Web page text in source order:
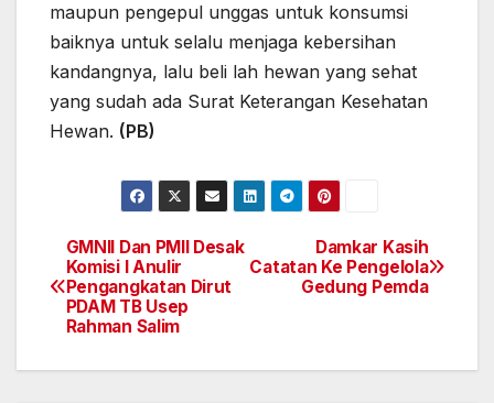
maupun pengepul unggas untuk konsumsi
baiknya untuk selalu menjaga kebersihan
kandangnya, lalu beli lah hewan yang sehat
yang sudah ada Surat Keterangan Kesehatan
Hewan. (PB)
Navigasi
pos
Damkar Kasih
Catatan Ke Pengelola
Gedung Pemda
GMNII Dan PMII Desak
Komisi I Anulir
Pengangkatan Dirut
PDAM TB Usep
Rahman Salim